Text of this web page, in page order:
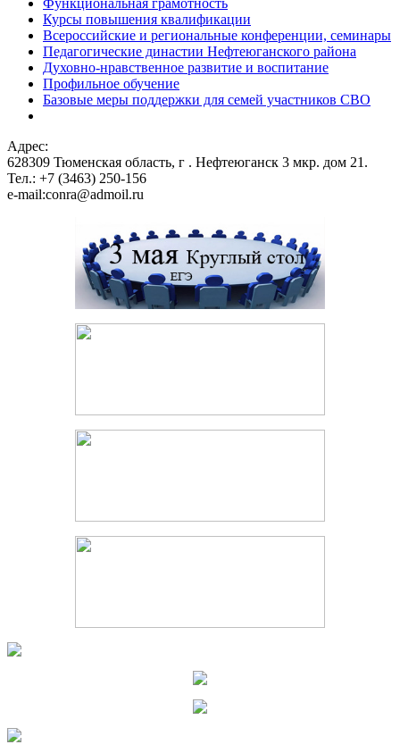
Функциональная грамотность
Курсы повышения квалификации
Всероссийские и региональные конференции, семинары
Педагогические династии Нефтеюганского района
Духовно-нравственное развитие и воспитание
Профильное обучение
Базовые меры поддержки для семей участников СВО
Адрес:
628309 Тюменская область, г . Нефтеюганск 3 мкр. дом 21.
Тел.: +7 (3463) 250-156
e-mail:conra@admoil.ru